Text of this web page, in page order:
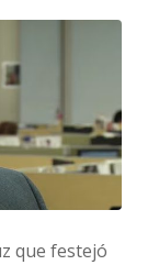
que festejó